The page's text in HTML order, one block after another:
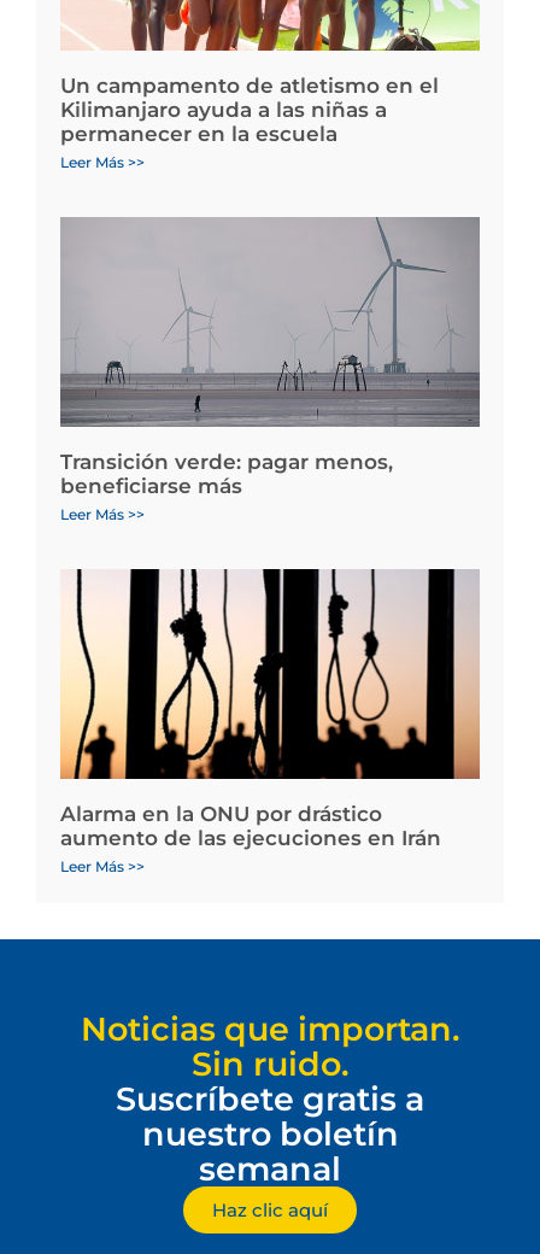
Un campamento de atletismo en el
Kilimanjaro ayuda a las niñas a
permanecer en la escuela
Leer Más >>
Transición verde: pagar menos,
beneficiarse más
Leer Más >>
Alarma en la ONU por drástico
aumento de las ejecuciones en Irán
Leer Más >>
Noticias que importan.
Sin ruido.
Suscríbete gratis a
nuestro boletín
semanal
Haz clic aquí